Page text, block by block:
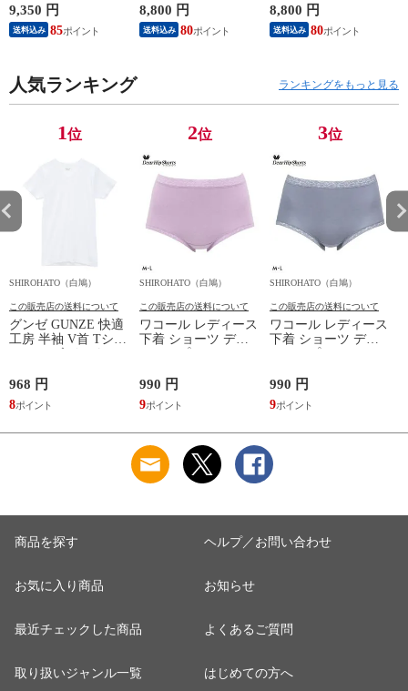
ームウェア パジャマ
リカバリーケア 7分
丈パンツ 疲労回復
9,350 円
送料込み 85
サーパンツ おまかせ
3P 福袋 ショート ロ
ーライズ 3枚セット
8,800 円
送料込み 80
JYURYU 柔流 ジュウ
リュウ メンズ トッ
プ SML ハイネック
8,800 円
送料込み 80
人気ランキング ランキングをもっと見る
1位
SHIROHATO（白鳩）
この販売店の送料について
グンゼ GUNZE 快適
工房 半袖 V首 Tシャ
ツ メンズ インナー
本製 抗菌防臭
968 円
8
2位
SHIROHATO（白鳩）
この販売店の送料について
ワコール レディース
下着 ショーツ ディ
アヒップショーツ
スタンダード ノーマ
ルショーツ ML
Wacoal
990 円
9
3位
SHIROHATO（白鳩）
この販売店の送料について
ワコール レディース
下着 ショーツ ディ
アヒップショーツ
スタンダード ノーマ
ルショーツ ML
Wacoal
990 円
9
商品を探す
お気に入り商品
最近チェックした商品
取り扱いジャンル一覧
ヘルプ／お問い合わせ
お知らせ
よくあるご質問
はじめての方へ